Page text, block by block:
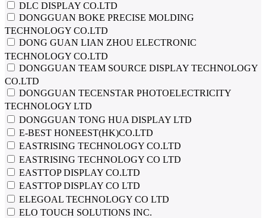
DLC DISPLAY CO.LTD
DONGGUAN BOKE PRECISE MOLDING
TECHNOLOGY CO.LTD
DONG GUAN LIAN ZHOU ELECTRONIC
TECHNOLOGY CO.LTD
DONGGUAN TEAM SOURCE DISPLAY TECHNOLOGY
CO.LTD
DONGGUAN TECENSTAR PHOTOELECTRICITY
TECHNOLOGY LTD
DONGGUAN TONG HUA DISPLAY LTD
E-BEST HONEEST(HK)CO.LTD
EASTRISING TECHNOLOGY CO.LTD
EASTRISING TECHNOLOGY CO LTD
EASTTOP DISPLAY CO.LTD
EASTTOP DISPLAY CO LTD
ELEGOAL TECHNOLOGY CO LTD
ELO TOUCH SOLUTIONS INC.